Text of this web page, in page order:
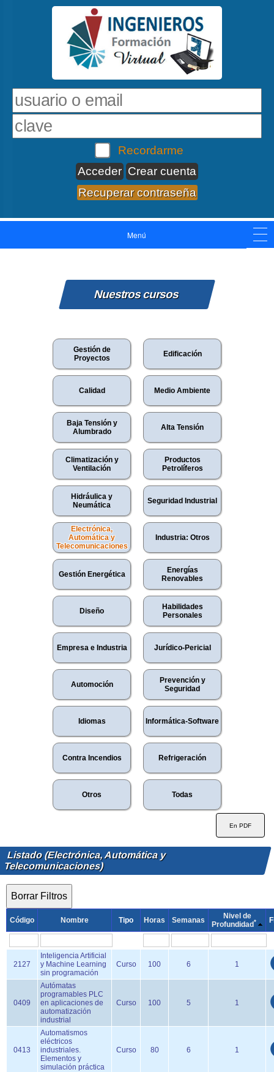
Recordarme
Crear cuenta
Recuperar contraseña
Menú
Nuestros cursos
Gestión de
Proyectos
Edificación
Calidad Medio Ambiente
Baja Tensión y
Alumbrado
Alta Tensión
Climatización y
Ventilación
Productos
Petrolíferos
Hidráulica y
Neumática
Seguridad Industrial
Electrónica,
Automática y
Telecomunicaciones
Industria: Otros
Gestión Energética
Energías
Renovables
Diseño
Habilidades
Personales
Empresa e Industria Jurídico-Pericial
Automoción
Prevención y
Seguridad
Idiomas Informática-Software
Contra Incendios Refrigeración
Otros Todas
Listado (Electrónica, Automática y
Telecomunicaciones)
Código Nombre Tipo Horas Semanas
Nivel de
Profundidad*
2127
Inteligencia Artificial
y Machine Learning
sin programación
Curso 100 6 1
0409
Autómatas
programables PLC
en aplicaciones de
automatización
industrial
Curso 100 5 1
0413
Automatismos
eléctricos
industriales.
Elementos y
simulación práctica
Curso 80 6 1